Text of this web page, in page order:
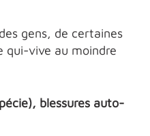
gens, de certaines
qui-vive au moindre
blessures auto-